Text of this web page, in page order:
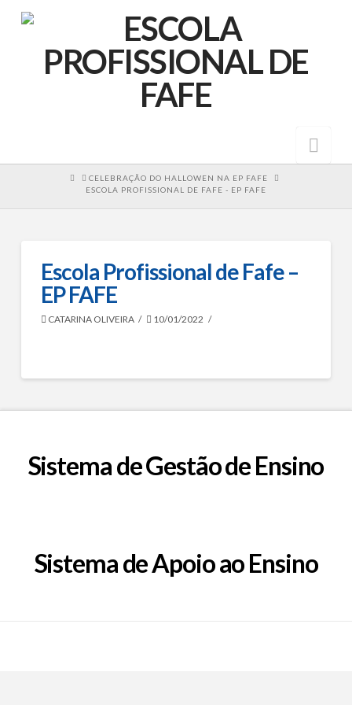
HOMECELEBRAÇÃO DO HALLOWEN NA EP FAFE
ESCOLA PROFISSIONAL DE FAFE - EP FAFE
Escola Profissional de Fafe –
EP FAFE
CATARINA OLIVEIRA 10/01/2022
Sistema de Gestão de Ensino
Sistema de Apoio ao Ensino